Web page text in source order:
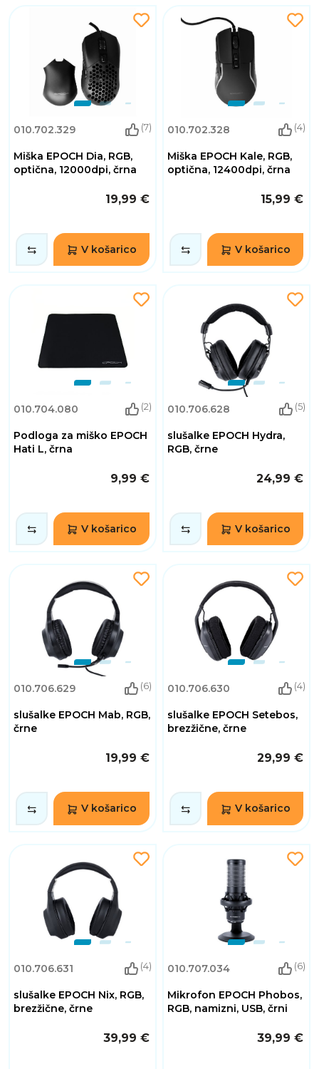
010.702.329 (7)
Miška EPOCH Dia, RGB,
optična, 12000dpi, črna
19,99 €
V košarico
010.702.328 (4)
Miška EPOCH Kale, RGB,
optična, 12400dpi, črna
15,99 €
V košarico
010.704.080 (2)
Podloga za miško EPOCH
Hati L, črna
9,99 €
V košarico
010.706.628 (5)
slušalke EPOCH Hydra,
RGB, črne
24,99 €
V košarico
010.706.629 (6)
slušalke EPOCH Mab, RGB,
črne
19,99 €
V košarico
010.706.630 (4)
slušalke EPOCH Setebos,
brezžične, črne
29,99 €
V košarico
010.706.631 (4)
slušalke EPOCH Nix, RGB,
brezžične, črne
39,99 €
010.707.034 (6)
Mikrofon EPOCH Phobos,
RGB, namizni, USB, črni
39,99 €